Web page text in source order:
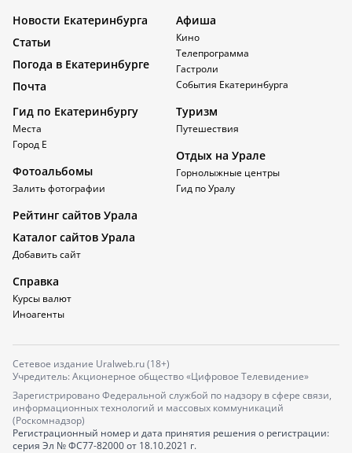
Новости Екатеринбурга
Статьи
Погода в Екатеринбурге
Почта
Афиша
Кино
Телепрограмма
Гастроли
События Екатеринбурга
Гид по Екатеринбургу
Места
Город Е
Фотоальбомы
Залить фотографии
Туризм
Путешествия
Отдых на Урале
Горнолыжные центры
Гид по Уралу
Рейтинг сайтов Урала
Каталог сайтов Урала
Добавить сайт
Справка
Курсы валют
Иноагенты
Сетевое издание Uralweb.ru (18+)
Учредитель: Акционерное общество «Цифровое Телевидение»
Зарегистрировано Федеральной службой по надзору в сфере связи,
информационных технологий и массовых коммуникаций
(Роскомнадзор)
Регистрационный номер и дата принятия решения о регистрации:
серия Эл № ФС77-82000от 18.10.2021 г.